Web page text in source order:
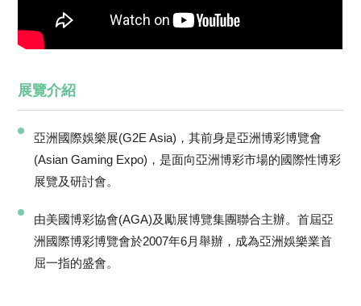
展覽介紹
亞洲國際娛樂展(G2E Asia)，其前身是亞洲博彩博覽會
(Asian Gaming Expo)，是面向亞洲博彩市場的國際性博彩
展覽及研討會。
由美國博彩協會(AGA)及勵展博覽集團聯合主辦。首屆亞
洲國際博彩博覽會於2007年6月舉辦，成為亞洲娛樂業首
屈一指的盛會。